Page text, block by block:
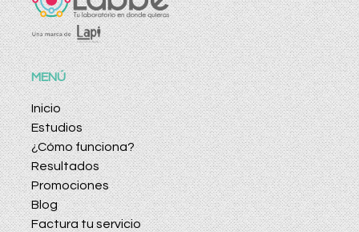
MENÚ
Inicio
Estudios
¿Cómo funciona?
Resultados
Promociones
Blog
Factura tu servicio